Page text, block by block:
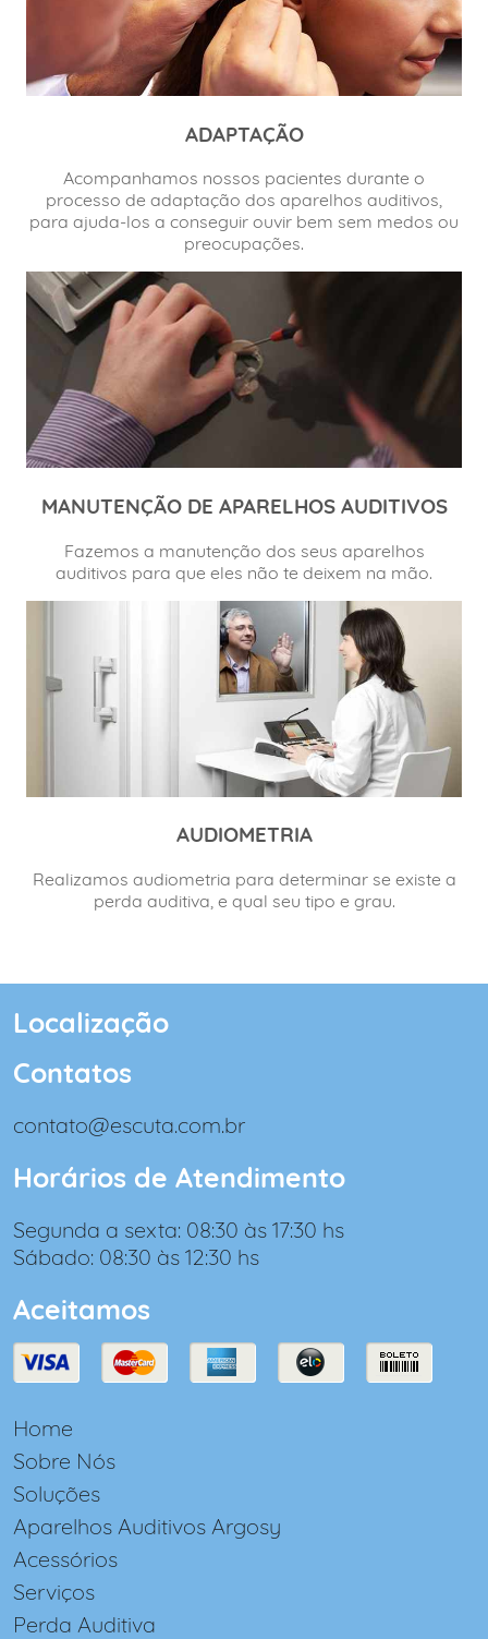
ADAPTAÇÃO
Acompanhamos nossos pacientes durante o
processo de adaptação dos aparelhos auditivos,
para ajuda-los a conseguir ouvir bem sem medos ou
preocupações.
MANUTENÇÃO DE APARELHOS AUDITIVOS
Fazemos a manutenção dos seus aparelhos
auditivos para que eles não te deixem na mão.
AUDIOMETRIA
Realizamos audiometria para determinar se existe a
perda auditiva, e qual seu tipo e grau.
Localização
Contatos
contato@escuta.com.br
Horários de Atendimento
Segunda a sexta: 08:30 às 17:30 hs
Sábado: 08:30 às 12:30 hs
Aceitamos
Home
Sobre Nós
Soluções
Aparelhos Auditivos Argosy
Acessórios
Serviços
Perda Auditiva